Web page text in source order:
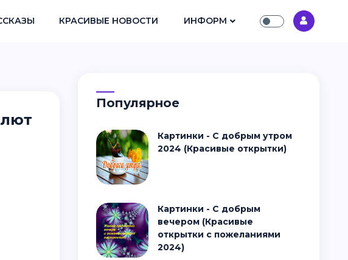
КРАСИВЫЕ НОВОСТИ ИНФОРМ
Популярное
Картинки - С добрым утром
2024 (Красивые открытки)
Картинки - С добрым
вечером (Красивые
открытки с пожеланиями
2024)